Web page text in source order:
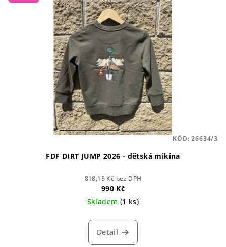
FDF DIRT JUMP 2026 - dětská mikina
818,18 Kč bez DPH
990 Kč
Skladem (1 ks)
Detail
KÓD:26634/3